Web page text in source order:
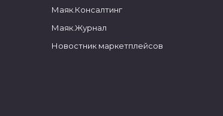
Маяк.Консалтинг
Маяк.Журнал
Новостник маркетплейсов